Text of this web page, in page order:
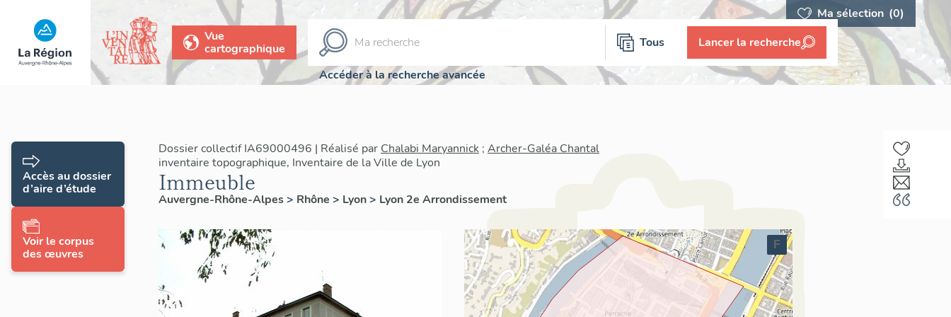
Ma sélection (0)
Vue
cartographique
Tous Lancer la recherche
Accéder à la recherche avancée
Dossier collectif IA69000496 | Réalisé par Chalabi Maryannick ; Archer-Galéa Chantal
inventaire topographique, Inventaire de la Ville de Lyon
Immeuble
Auvergne-Rhône-Alpes> Rhône > Lyon> Lyon 2e Arrondissement
F
Accès au dossier
d’aire d’étude
Voir le corpus
des œuvres